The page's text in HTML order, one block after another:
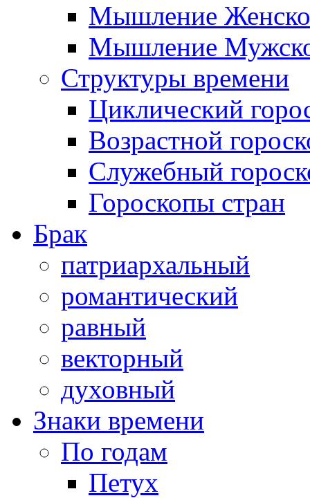
Мышление
Мышление
Структуры времени
Циклический
Возрастной
Служебный
Гороскопы стран
Брак
патриархальный
романтический
равный
векторный
духовный
Знаки времени
По годам
Петух